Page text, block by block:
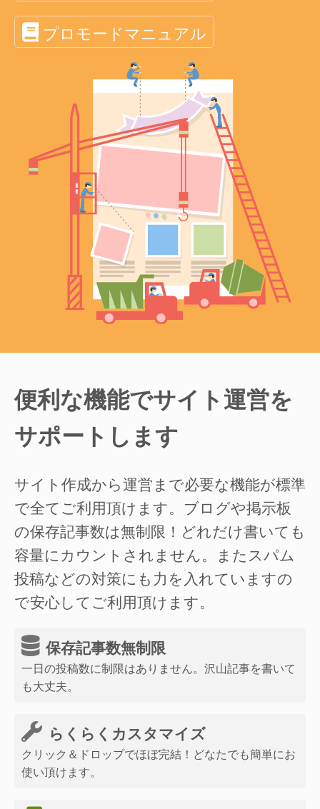
プロモードマニュアル
便利な機能でサイト運営を
サポートします
サイト作成から運営まで必要な機能が標準
で全てご利用頂けます。ブログや掲示板
の保存記事数は無制限！どれだけ書いても
容量にカウントされません。またスパム
投稿などの対策にも力を入れていますの
で安心してご利用頂けます。
保存記事数無制限
一日の投稿数に制限はありません。沢山記事を書いて
も大丈夫。
らくらくカスタマイズ
クリック＆ドロップでほぼ完結！どなたでも簡単にお
使い頂けます。